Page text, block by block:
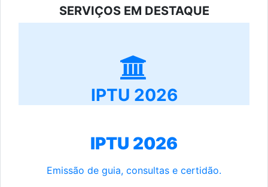
SERVIÇOS EM DESTAQUE
IPTU 2026
IPTU 2026
Emissão de guia, consultas e certidão.